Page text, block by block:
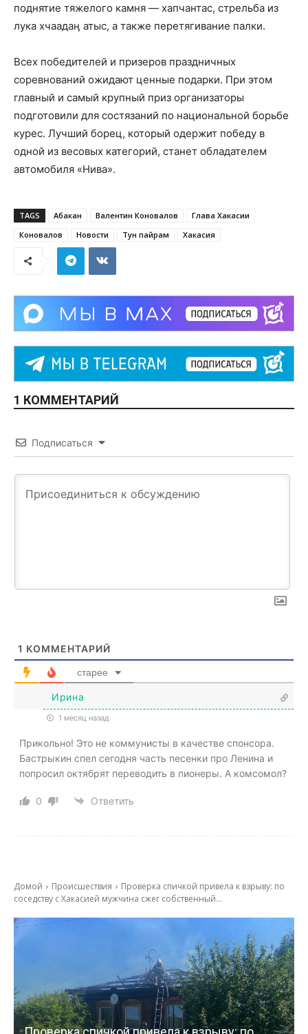
поднятие тяжелого камня — хапчантас, стрельба из
лука хчаадаӊ атыс, а также перетягивание палки.
Всех победителей и призеров праздничных
соревнований ожидают ценные подарки. При этом
главный и самый крупный приз организаторы
подготовили для состязаний по национальной борьбе
курес. Лучший борец, который одержит победу в
одной из весовых категорий, станет обладателем
автомобиля «Нива».
TAGS Абакан Валентин Коновалов
Глава Хакасии
Коновалов
Новости Тун пайрам Хакасия
1 КОММЕНТАРИЙ
Подписаться
1 КОММЕНТАРИЙ
старее
Ирина
1 месяц назад
Прикольно! Это не коммунисты в качестве спонсора.
Бастрыкин спел сегодня часть песенки про Ленина и
попросил октябрят переводить в пионеры. А комсомол?
0 Ответить